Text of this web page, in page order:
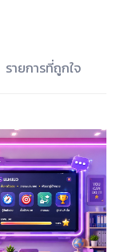
รายการที่ถูกใจ